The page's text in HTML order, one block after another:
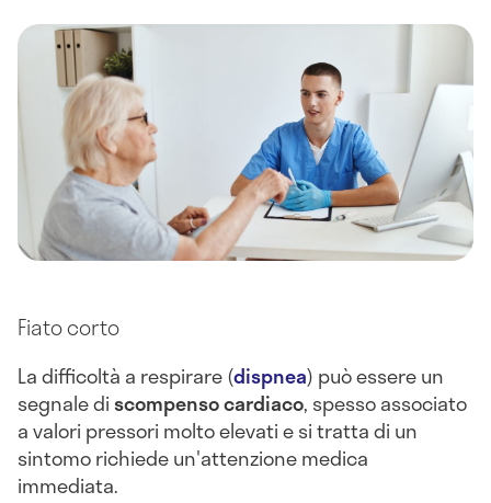
Fiato corto
La difficoltà a respirare (dispnea) può essere un
segnale discompenso cardiaco, spesso associato
a valori pressori molto elevati e si tratta di un
sintomo richiede un'attenzione medica
immediata.